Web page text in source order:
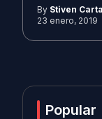
By Stiven
23 enero, 2019
Popular